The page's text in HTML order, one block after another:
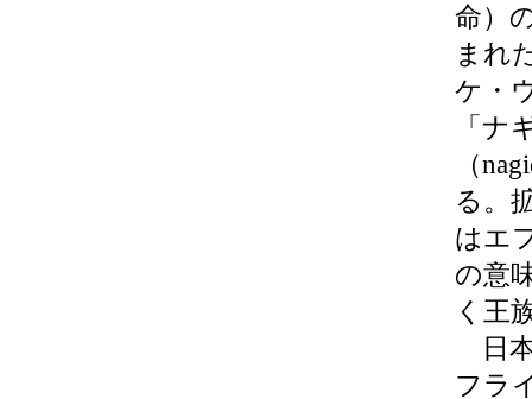
命）
まれ
ケ・
「ナ
（
る。
はエ
の意
く王
日
フラ